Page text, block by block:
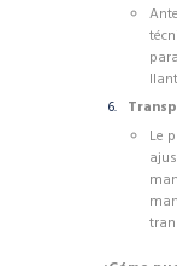
Le